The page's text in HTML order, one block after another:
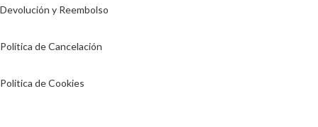
Devolución y Reembolso
Política de Cancelación
Politica de Cookies